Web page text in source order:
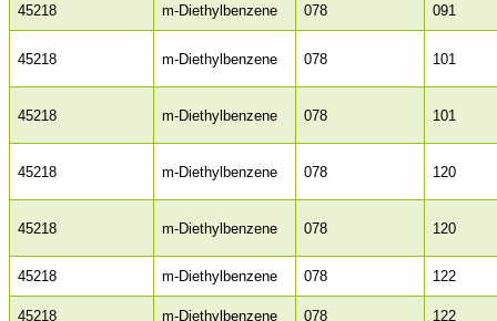
45218 m-Diethylbenzene 078 091
45218 m-Diethylbenzene 078 101
45218 m-Diethylbenzene 078 101
45218 m-Diethylbenzene 078 120
45218 m-Diethylbenzene 078 120
45218 m-Diethylbenzene 078 122
45218 m-Diethylbenzene 078 122